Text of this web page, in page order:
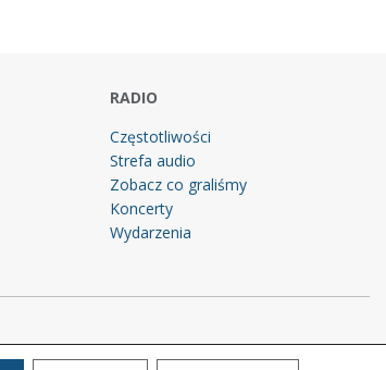
RADIO
Częstotliwości
Strefa audio
Zobacz co graliśmy
Koncerty
Wydarzenia